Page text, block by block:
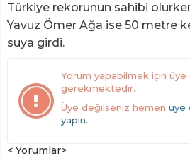
Türkiye rekorunun sahibi
Yavuz Ömer Ağa ise 50 metre
suya girdi.
Yorum yapabilmek için üye
gerekmektedir.
Üye değilseniz hemen üye
yapın..
< Yorumlar>